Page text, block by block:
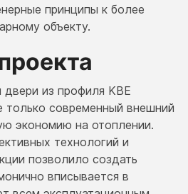
принципы к более
объекту.
из профиля KBE
только современный внешний
экономию на отоплении.
технологий и
позволило создать
вписывается в